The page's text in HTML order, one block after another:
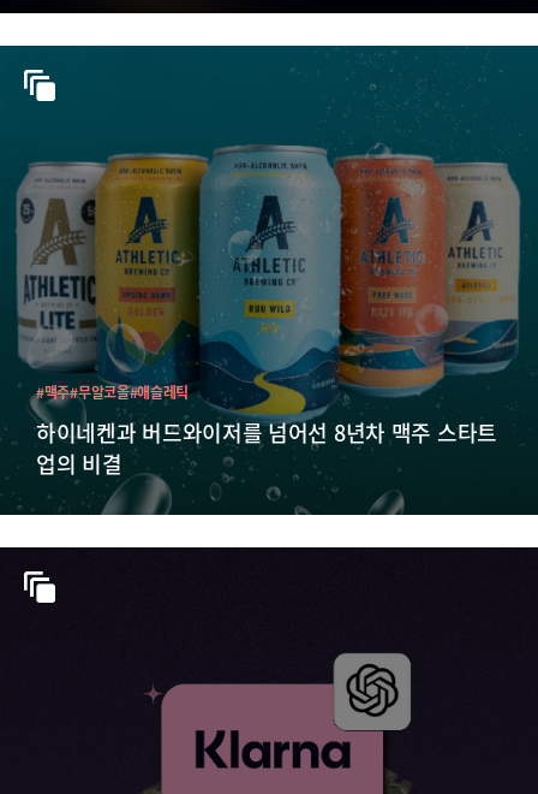
하이네켄과 버드와이저를 넘어선 8년차 맥주 스타트
업의 비결
#맥주#무알코올#애슬레틱